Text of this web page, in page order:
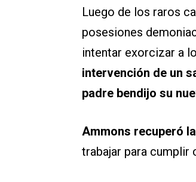
Luego de los raros
posesiones
intentar exorcizar a
intervención de un
padre bendijo su
Ammons recuperó
trabajar para